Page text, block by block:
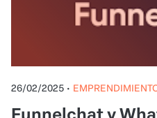
26/02/2025 •